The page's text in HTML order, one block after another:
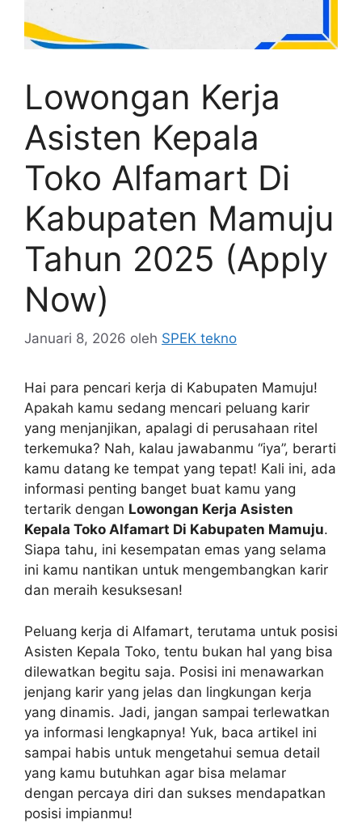
Lowongan Kerja
Asisten Kepala
Toko Alfamart Di
Kabupaten Mamuju
Tahun 2025 (Apply
Now)
Januari 8, 2026 oleh SPEK tekno
Hai para pencari kerja di Kabupaten Mamuju!
Apakah kamu sedang mencari peluang karir
yang menjanjikan, apalagi di perusahaan ritel
terkemuka? Nah, kalau jawabanmu “iya”, berarti
kamu datang ke tempat yang tepat! Kali ini, ada
informasi penting banget buat kamu yang
tertarik dengan Lowongan Kerja Asisten
Kepala Toko Alfamart Di Kabupaten Mamuju.
Siapa tahu, ini kesempatan emas yang selama
ini kamu nantikan untuk mengembangkan karir
dan meraih kesuksesan!
Peluang kerja di Alfamart, terutama untuk posisi
Asisten Kepala Toko, tentu bukan hal yang bisa
dilewatkan begitu saja. Posisi ini menawarkan
jenjang karir yang jelas dan lingkungan kerja
yang dinamis. Jadi, jangan sampai terlewatkan
ya informasi lengkapnya! Yuk, baca artikel ini
sampai habis untuk mengetahui semua detail
yang kamu butuhkan agar bisa melamar
dengan percaya diri dan sukses mendapatkan
posisi impianmu!